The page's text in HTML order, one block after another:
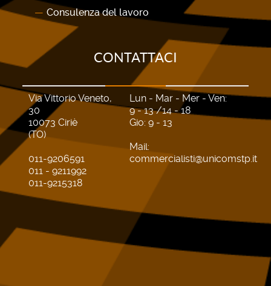
Consulenza del lavoro
CONTATTACI
Via Vittorio Veneto,
30
10073 Ciriè
(TO)
011-9206591
011 - 9211992
011-9215318
Lun - Mar - Mer - Ven:
9 - 13 /14 - 18
Gio: 9 - 13
Mail:
commercialisti@unicomstp.it